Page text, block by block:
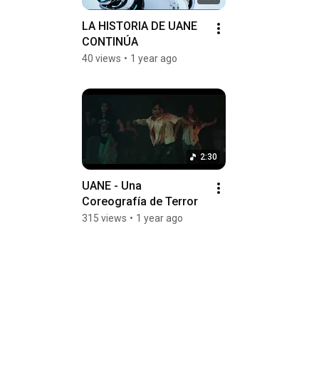
LA HISTORIA DE UANE
CONTINÚA
40 views • 1 year ago
2:30
UANE - Una
Coreografía de Terror
315 views • 1 year ago